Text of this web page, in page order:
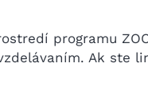
programu
Ak ste